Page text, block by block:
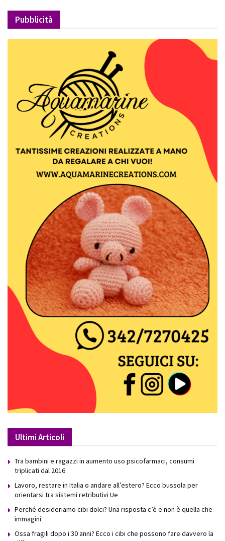
Pubblicità
Ultimi Articoli
Tra bambini e ragazzi in aumento uso psicofarmaci, consumi
triplicati dal 2016
Lavoro, restare in Italia o andare all’estero? Ecco bussola per
orientarsi tra sistemi retributivi Ue
Perché desideriamo cibi dolci? Una risposta c’è e non è quella che
immagini
Ossa fragili dopo i 30 anni? Ecco i cibi che possono fare davvero la